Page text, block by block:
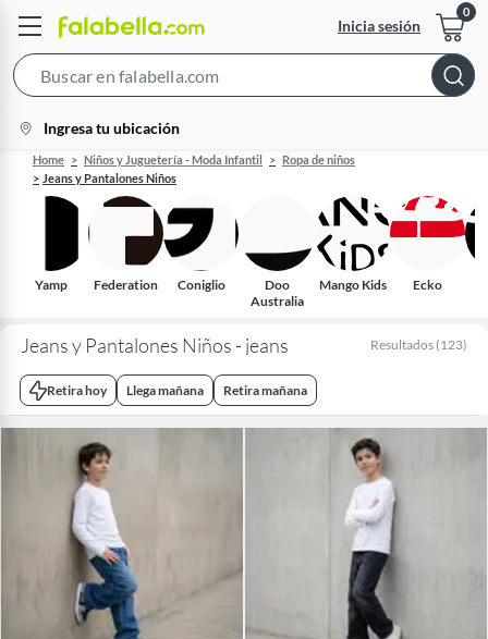
Inicia sesión
Bar
location-
icon
Ingresa tu ubicación
Home Niños y Juguetería - Moda Infantil
Ropa de niños
Jeans y Pantalones Niños
Yamp Federation Coniglio
Doo
Australia
Mango Kids Ecko
Jeans y Pantalones Niños - jeans Resultados (123)
Retira hoy Llega mañana Retira mañana